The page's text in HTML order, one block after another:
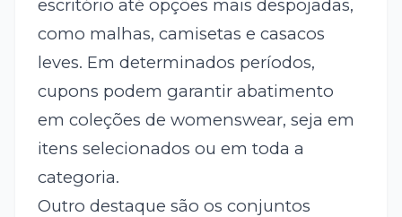
escritório até opções mais despojadas,
como malhas, camisetas e casacos
leves. Em determinados períodos,
cupons podem garantir abatimento
em coleções de womenswear, seja em
itens selecionados ou em toda a
categoria.
Outro destaque são os conjuntos